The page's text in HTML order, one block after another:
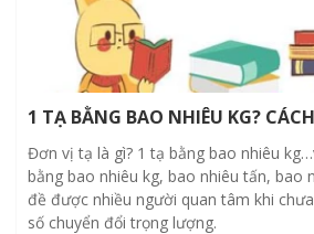
1 TẠ BẰNG BAO NHIÊU KG?
Đơn vị tạ là gì? 1 tạ bằng bao nhiêu
bằng bao nhiêu kg, bao nhiêu tấn, bao
đề được nhiều người quan tâm khi
số chuyển đổi trọng lượng.